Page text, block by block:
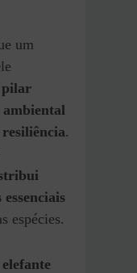
um
pilar
ambiental
.
espécies.